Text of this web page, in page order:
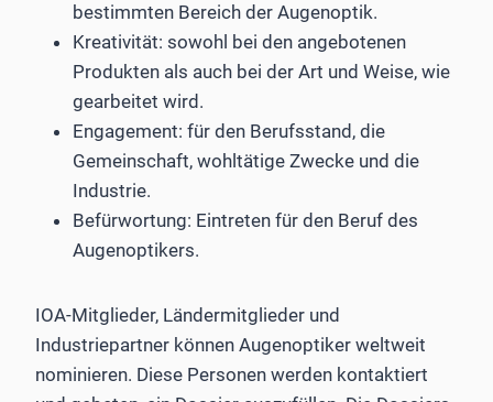
bestimmten Bereich der Augenoptik.
Kreativität: sowohl bei den angebotenen
Produkten als auch bei der Art und Weise, wie
gearbeitet wird.
Engagement: für den Berufsstand, die
Gemeinschaft, wohltätige Zwecke und die
Industrie.
Befürwortung: Eintreten für den Beruf des
Augenoptikers.
IOA-Mitglieder, Ländermitglieder und
Industriepartner können Augenoptiker weltweit
nominieren. Diese Personen werden kontaktiert